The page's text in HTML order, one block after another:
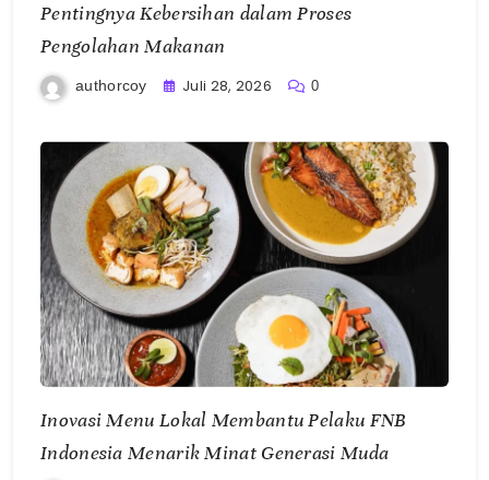
Pentingnya Kebersihan dalam Proses
Pengolahan Makanan
authorcoy Juli 28, 2026 0
Inovasi Menu Lokal Membantu Pelaku FNB
Indonesia Menarik Minat Generasi Muda